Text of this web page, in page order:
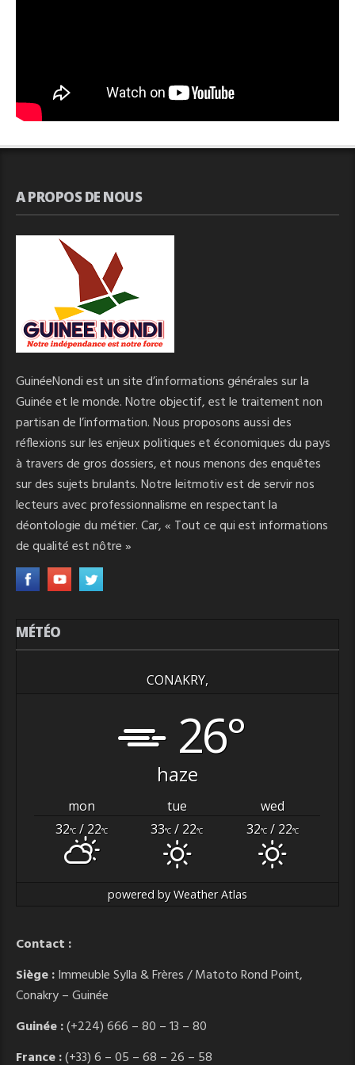
A PROPOS DE NOUS
GuinéeNondi est un site d’informations générales sur la
Guinée et le monde. Notre objectif, est le traitement non
partisan de l’information. Nous proposons aussi des
réflexions sur les enjeux politiques et économiques du pays
à travers de gros dossiers, et nous menons des enquêtes
sur des sujets brulants. Notre leitmotiv est de servir nos
lecteurs avec professionnalisme en respectant la
déontologie du métier. Car, « Tout ce qui est informations
de qualité est nôtre »
MÉTÉO
CONAKRY,
26°
haze
mon tue
wed
32°C / 22°C 33°C / 22°C 32°C/ 22°C
powered byWeather Atlas
Contact :
Siège :Immeuble Sylla & Frères / Matoto Rond Point,
Conakry – Guinée
Guinée :(+224) 666 – 80 – 13 – 80
France :(+33) 6 – 05 – 68 – 26 – 58